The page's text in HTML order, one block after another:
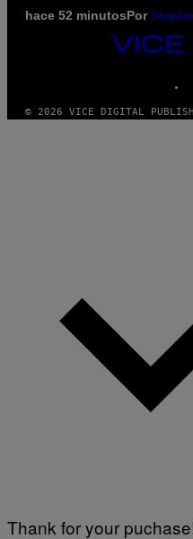
hace 52 minutosPor
VICE
MEDIA
© 2026 VICE DIGITAL
Thank for your